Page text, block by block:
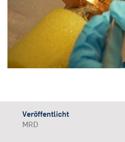
Veröffentlicht
MRD